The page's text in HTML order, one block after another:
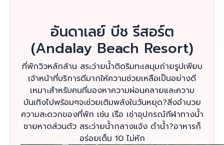
อันดาเลย์ บีช รีสอร์ต
(Andalay Beach Resort)
ที่พักวิวหลักล้าน สระว่ายน้ำติดริมทะเลมุมถ่ายรูปเพียบ
เจ้าหน้าที่บริการดีมากให้ความช่วยเหลือเป็นอย่างดี
เหมาะสำหรับคนที่มองหาความผ่อนคลายและความ
บันเทิงไปพร้อมๆจะช่วยเติมพลังในวันหยุด?สิ่งอำนวย
ความสะดวกของที่พัก เช่น เรือ เช่าอุปกรณ์กีฬาทางน้ำ
ชายหาดส่วนตัว สระว่ายน้ำกลางแจ้ง ดำน้ำ?อาหารก็
อร่อยเต็ม 10 ไม่หัก